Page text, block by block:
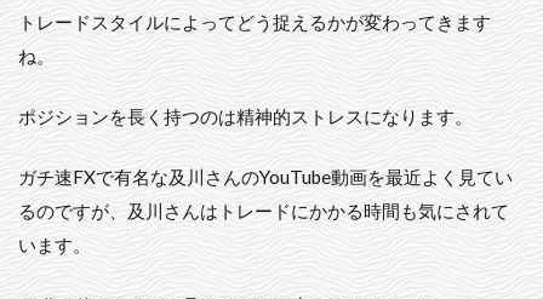
トレードスタイルによってどう捉えるかが変わってきます
ね。
ポジションを長く持つのは精神的ストレスになります。
ガチ速FXで有名な及川さんのYouTube動画を最近よく見てい
るのですが、及川さんはトレードにかかる時間も気にされて
います。